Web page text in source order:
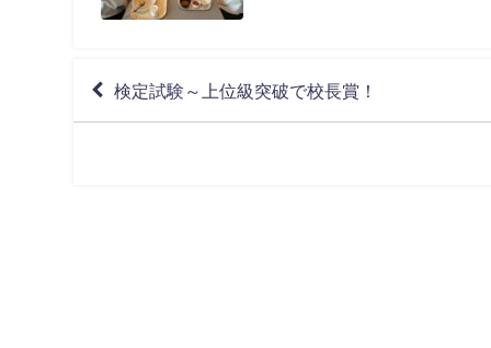
検定試験～上位級突破で校長賞！